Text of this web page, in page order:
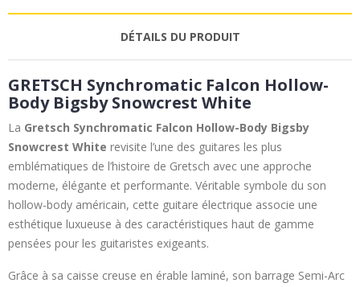
DÉTAILS DU PRODUIT
GRETSCH Synchromatic Falcon Hollow-
Body Bigsby Snowcrest White
La Gretsch Synchromatic Falcon Hollow-Body Bigsby
Snowcrest White revisite l’une des guitares les plus
emblématiques de l’histoire de Gretsch avec une approche
moderne, élégante et performante. Véritable symbole du son
hollow-body américain, cette guitare électrique associe une
esthétique luxueuse à des caractéristiques haut de gamme
pensées pour les guitaristes exigeants.
Grâce à sa caisse creuse en érable laminé, son barrage Semi-Arc